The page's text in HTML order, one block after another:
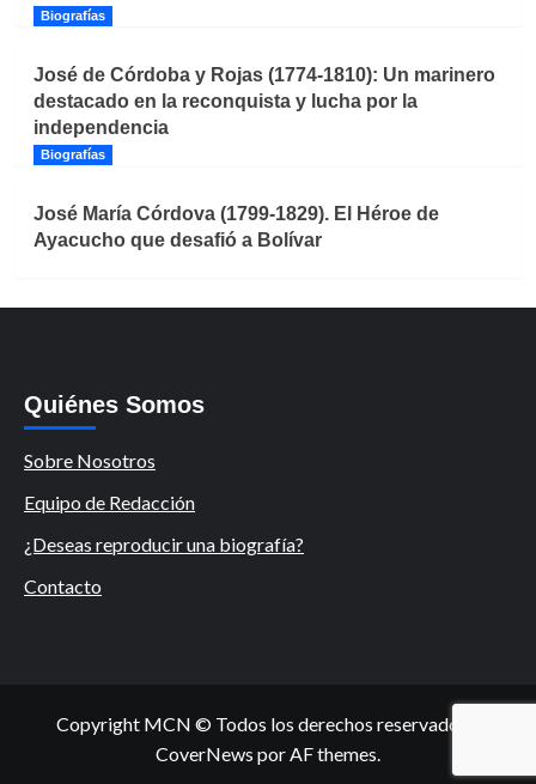
Biografías
José de Córdoba y Rojas (1774-1810): Un marinero
destacado en la reconquista y lucha por la
independencia
Biografías
José María Córdova (1799-1829). El Héroe de
Ayacucho que desafió a Bolívar
Quiénes Somos
Sobre Nosotros
Equipo de Redacción
¿Deseas reproducir una biografía?
Contacto
Copyright MCN © Todos los derechos reservados.
CoverNews por AF themes.